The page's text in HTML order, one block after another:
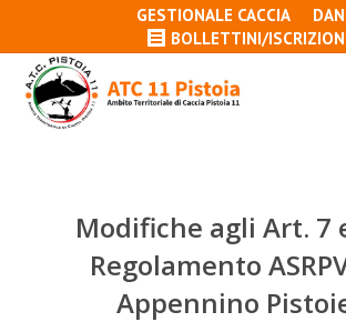
GESTIONALE CACCIA
BOLLETTINI/
Modifiche agli Art. 7
Regolamento
Appennino